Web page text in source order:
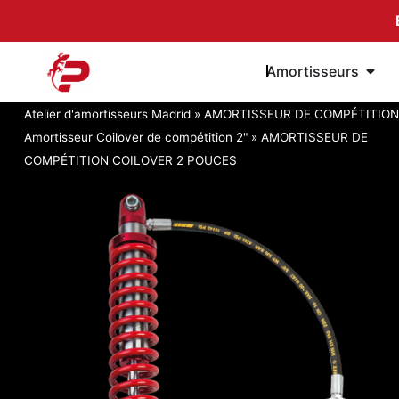
Amortisseurs
Atelier d'amortisseurs Madrid» AMORTISSEUR DE COMPÉTITION
Amortisseur Coilover de compétition 2"» AMORTISSEUR DE
COMPÉTITION COILOVER 2 POUCES